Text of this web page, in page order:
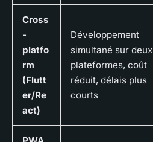
Cross
-
platfo
rm
(Flutt
er/Re
act)
Développement
simultané sur deux
plateformes, coût
réduit, délais plus
courts